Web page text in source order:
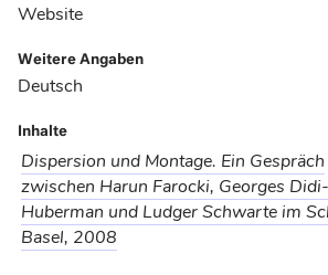
Website
Weitere Angaben
Deutsch
Inhalte
Dispersion und Montage. Ein Gespräch
zwischen Harun Farocki, Georges Didi-
Huberman und Ludger Schwarte im
Basel, 2008